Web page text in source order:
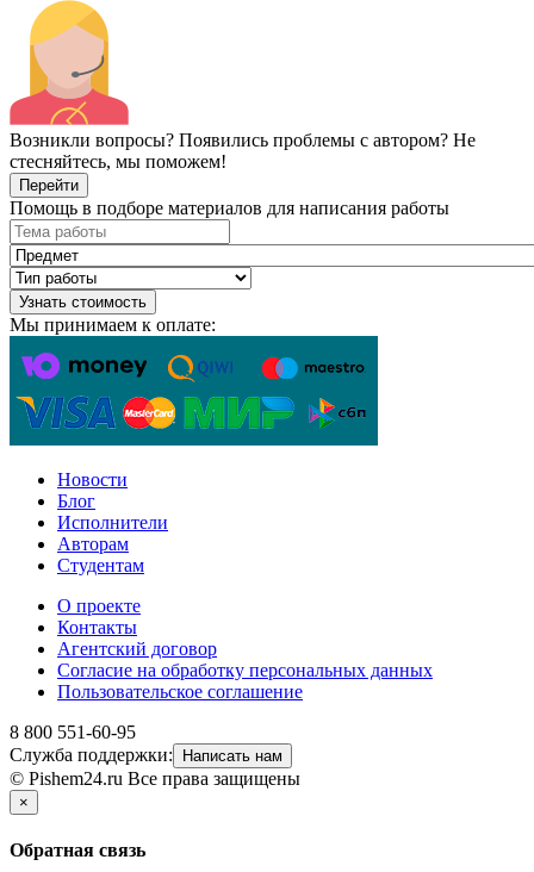
Возникли вопросы? Появились проблемы с автором? Не
стесняйтесь, мы поможем!
Перейти
Помощь в подборе материалов для написания работы
Узнать стоимость
Мы принимаем к оплате:
Новости
Блог
Исполнители
Авторам
Студентам
О проекте
Контакты
Агентский договор
Согласие на обработку персональных данных
Пользовательское соглашение
8 800 551-60-95
Служба поддержки:
Написать нам
© Pishem24.ru Все права защищены
×
Обратная связь